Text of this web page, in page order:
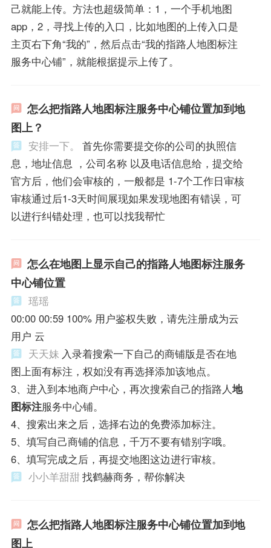
己就能上传。方法也超级简单：1，一个手机地图
app，2，寻找上传的入口，比如地图的上传入口是
主页右下角“我的”，然后点击“我的指路人地图标注
服务中心铺”，就能根据提示上传了。
怎么把指路人地图标注服务中心铺位置加到地
图上？
安排一下。
首先你需要提交你的公司的执照信
息，地址信息 ，公司名称 以及电话信息给，提交给
官方后，他们会审核的，一般都是 1-7个工作日审核
审核通过后1-3天时间展现如果发现地图有错误，可
以进行纠错处理，也可以找我帮忙
怎么在地图上显示自己的指路人地图标注服务
中心铺位置
瑶瑶
00:00 00:59 100% 用户鉴权失败，请先注册成为云
用户 云
天天妹 入录着搜索一下自己的商铺版是否在地
图上面有标注，权如没有再选择添加该地点。
3、进入到本地商户中心，再次搜索自己的指路人地
图标注服务中心铺。
4、搜索出来之后，选择右边的免费添加标注。
5、填写自己商铺的信息，千万不要有错别字哦。
6、填写完成之后，再提交地图这边进行审核。
小小羊甜甜找鹤赫商务，帮你解决
怎么把指路人地图标注服务中心铺位置加到地
图上